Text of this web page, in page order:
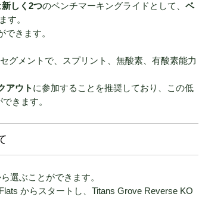
新しく2つのベンチマーキングライドとして、 ベ
す。
きます。
グメントで、スプリント、無酸素、有酸素能力
アウト に参加することを推奨しており、この低
きます。
選ぶことができます。
からスタートし、Titans Grove Reverse KO